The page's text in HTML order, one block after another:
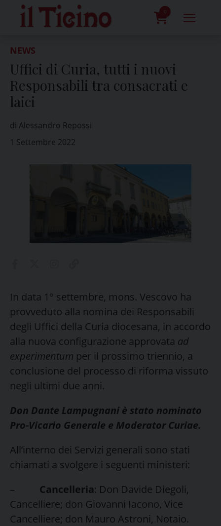
content
0
NEWS
Uffici di Curia, tutti i nuovi
Responsabili tra consacrati e
laici
di Alessandro Repossi
1 Settembre 2022
In data 1° settembre, mons. Vescovo ha
provveduto alla nomina dei Responsabili
degli Uffici della Curia diocesana, in accordo
alla nuova configurazione approvata ad
experimentum per il prossimo triennio, a
conclusione del processo di riforma vissuto
negli ultimi due anni.
Don Dante Lampugnani è stato nominato
Pro-Vicario Generale e Moderator Curiae.
All’interno dei Servizi generali sono stati
chiamati a svolgere i seguenti ministeri:
– Cancelleria: Don Davide Diegoli,
Cancelliere; don Giovanni Iacono, Vice
Cancelliere; don Mauro Astroni, Notaio.